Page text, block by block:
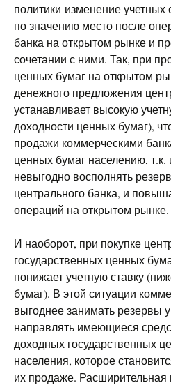
политики изменение учетных
по значению место после
банка на открытом рынке и
сочетании с ними. Так, при
ценных бумаг на открытом
денежного предложения
устанавливает высокую
доходности ценных бумаг),
продажи коммерческими
ценных бумаг населению, т.к.
невыгодно восполнять
центрального банка, и
операций на открытом рынке.
И наоборот, при покупке
государственных ценных
понижает учетную ставку
бумаг). В этой ситуации
выгоднее занимать резервы
направлять имеющиеся
доходных государственных
населения, которое
их продаже. Расширительная